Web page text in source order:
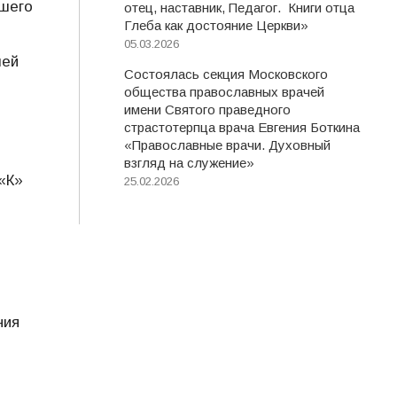
отец, наставник, Педагог. Книги отца
Глеба как достояние Церкви»
05.03.2026
Состоялась секция Московского
общества православных врачей
имени Святого праведного
страстотерпца врача Евгения Боткина
«Православные врачи. Духовный
взгляд на служение»
25.02.2026